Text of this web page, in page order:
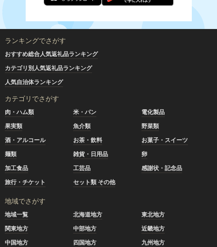
ランキングでさがす
おすすめ総合人気返礼品ランキング
カテゴリ別人気返礼品ランキング
人気自治体ランキング
カテゴリでさがす
肉・ハム類 米・パン
電化製品
果実類
魚介類
野菜類
酒・アルコール
お茶・飲料
お菓子・スイーツ
麺類
雑貨・日用品
卵
加工食品
工芸品
感謝状・記念品
旅行・チケット
セット類 その他
地域でさがす
地域一覧 北海道地方
東北地方
関東地方
中部地方
近畿地方
中国地方
四国地方 九州地方